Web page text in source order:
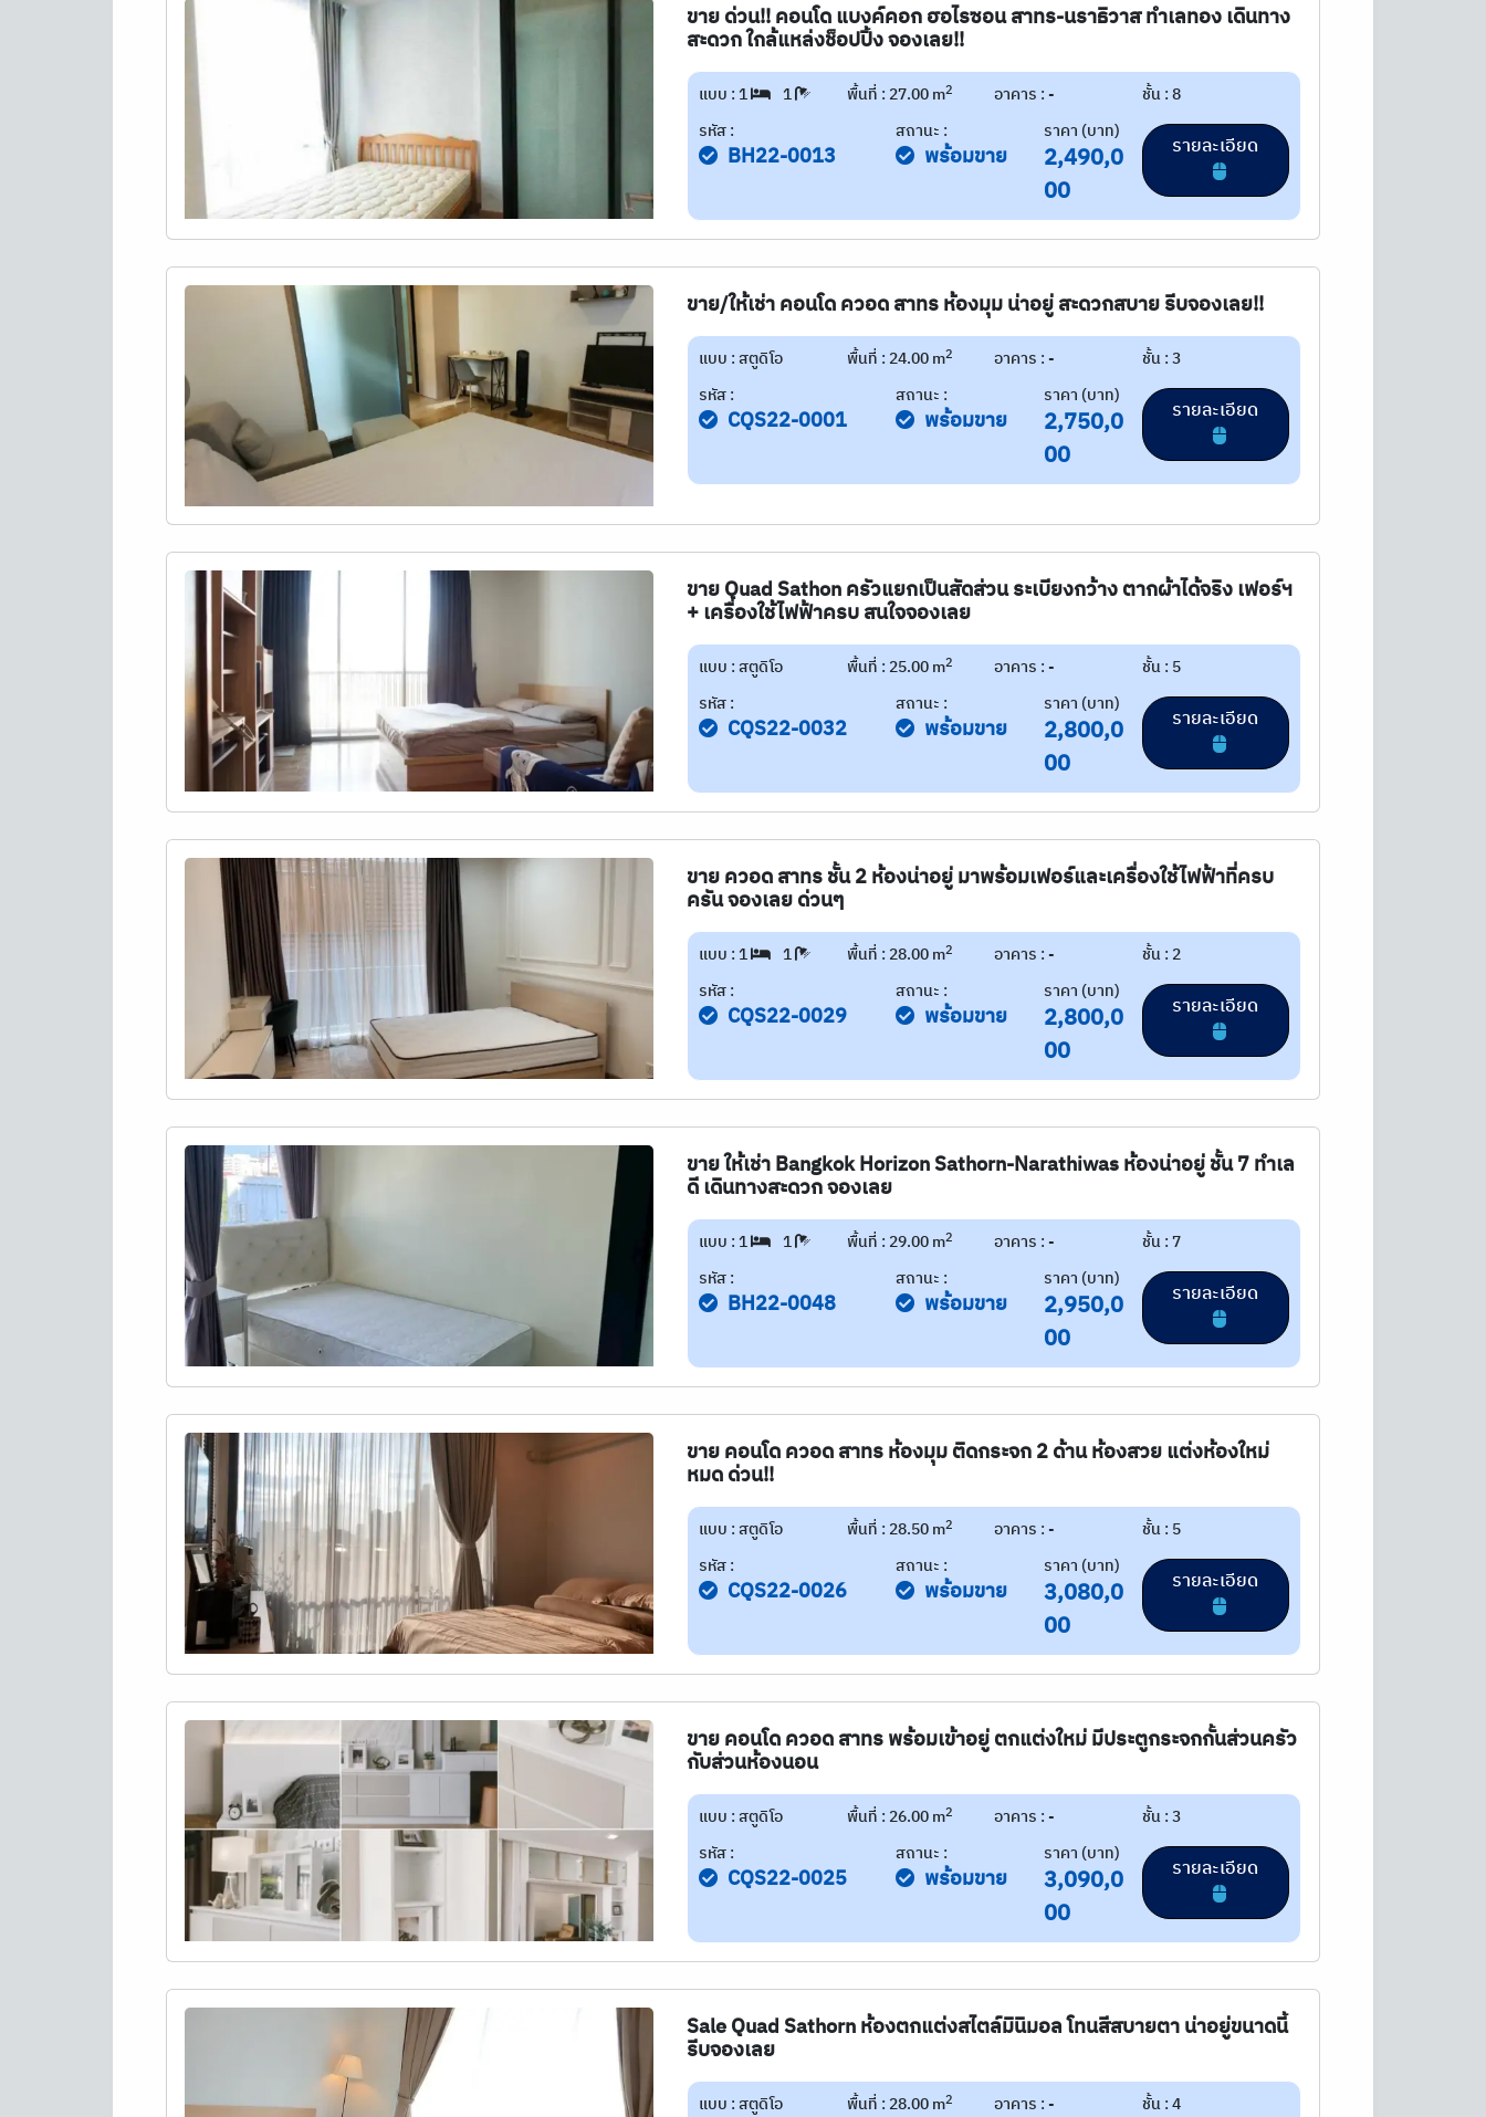
ขาย ด่วน!! คอนโด แบงค์คอก ฮอไรซอน สาทร-นราธิวาส ทำเลทอง เดินทาง
สะดวก ใกล้แหล่งช็อปปิ้ง จองเลย!!
แบบ : 1 1 พื้นที่ : 27.00 m2 อาคาร : -
ชั้น : 8
รหัส :
BH22-0013
สถานะ :
พร้อมขาย
ราคา (บาท)
2,490,0
00
ขาย/ให้เช่า คอนโด ควอด สาทร ห้องมุม น่าอยู่ สะดวกสบาย รีบจองเลย!!
แบบ : สตูดิโอ พื้นที่ : 24.00 m2 อาคาร : -
ชั้น : 3
รหัส :
CQS22-0001
สถานะ :
พร้อมขาย
ราคา (บาท)
2,750,0
00
ขาย Quad Sathon ครัวแยกเป็นสัดส่วน ระเบียงกว้าง ตากผ้าได้จริง เฟอร์ฯ
+ เครื่องใช้ไฟฟ้าครบ สนใจจองเลย
แบบ : สตูดิโอ พื้นที่ : 25.00 m2 อาคาร : -
ชั้น : 5
รหัส :
CQS22-0032
สถานะ :
พร้อมขาย
ราคา (บาท)
2,800,0
00
ขาย ควอด สาทร ชั้น 2 ห้องน่าอยู่ มาพร้อมเฟอร์และเครื่องใช้ไฟฟ้าที่ครบ
ครัน จองเลย ด่วนๆ
แบบ : 1 1 พื้นที่ : 28.00 m2 อาคาร : -
ชั้น : 2
รหัส :
CQS22-0029
สถานะ :
พร้อมขาย
ราคา (บาท)
2,800,0
00
ขาย ให้เช่า Bangkok Horizon Sathorn-Narathiwas ห้องน่าอยู่ ชั้น 7 ทำเล
ดี เดินทางสะดวก จองเลย
แบบ : 1 1 พื้นที่ : 29.00 m2 อาคาร : -
ชั้น : 7
รหัส :
BH22-0048
สถานะ :
พร้อมขาย
ราคา (บาท)
2,950,0
00
ขาย คอนโด ควอด สาทร ห้องมุม ติดกระจก 2 ด้าน ห้องสวย แต่งห้องใหม่
หมด ด่วน!!
แบบ : สตูดิโอ พื้นที่ : 28.50 m2 อาคาร : -
ชั้น : 5
รหัส :
CQS22-0026
สถานะ :
พร้อมขาย
ราคา (บาท)
3,080,0
00
ขาย คอนโด ควอด สาทร พร้อมเข้าอยู่ ตกแต่งใหม่ มีประตูกระจกกั้นส่วนครัว
กับส่วนห้องนอน
แบบ : สตูดิโอ พื้นที่ : 26.00 m2 อาคาร : -
ชั้น : 3
รหัส :
CQS22-0025
สถานะ :
พร้อมขาย
ราคา (บาท)
3,090,0
00
Sale Quad Sathorn ห้องตกแต่งสไตล์มินิมอล โทนสีสบายตา น่าอยู่ขนาดนี้
รีบจองเลย
แบบ : สตูดิโอ พื้นที่ : 28.00 m2 อาคาร : - ชั้น : 4